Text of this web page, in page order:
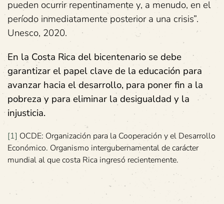
pueden ocurrir repentinamente y, a menudo, en el
período inmediatamente posterior a una crisis”.
Unesco, 2020.
En la Costa Rica del bicentenario se debe
garantizar el papel clave de la educación para
avanzar hacia el desarrollo, para poner fin a la
pobreza y para eliminar la desigualdad y la
injusticia.
[1] OCDE: Organización para la Cooperación y el Desarrollo
Económico. Organismo intergubernamental de carácter
mundial al que costa Rica ingresó recientemente.